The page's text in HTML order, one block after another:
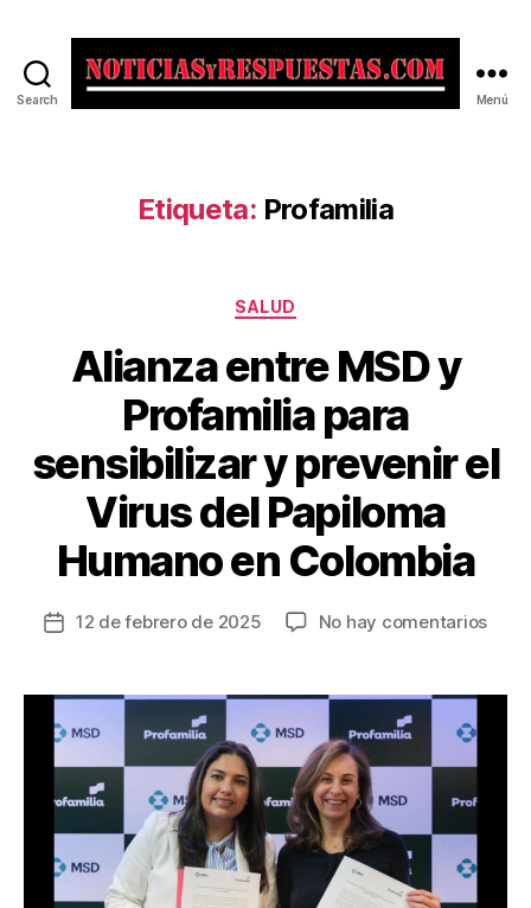
Search Menú
Etiqueta: Profamilia
Categorías
SALUD
Alianza entre MSD y
Profamilia para
sensibilizar y prevenir el
Virus del Papiloma
Humano en Colombia
Fecha
entrada
12 de febrero de 2025 No hay comentariosen
MSD